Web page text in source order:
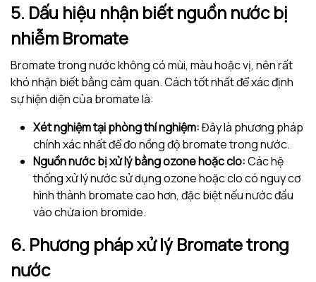
5. Dấu hiệu nhận biết nguồn nước bị
nhiễm Bromate
Bromate trong nước không có mùi, màu hoặc vị, nên rất
khó nhận biết bằng cảm quan. Cách tốt nhất để xác định
sự hiện diện của bromate là:
Xét nghiệm tại phòng thí nghiệm:Đây là phương pháp
chính xác nhất để đo nồng độ bromate trong nước.
Nguồn nước bị xử lý bằng ozone hoặc clo:Các hệ
thống xử lý nước sử dụng ozone hoặc clo có nguy cơ
hình thành bromate cao hơn, đặc biệt nếu nước đầu
vào chứa ion bromide.
6. Phương pháp xử lý Bromate trong
nước